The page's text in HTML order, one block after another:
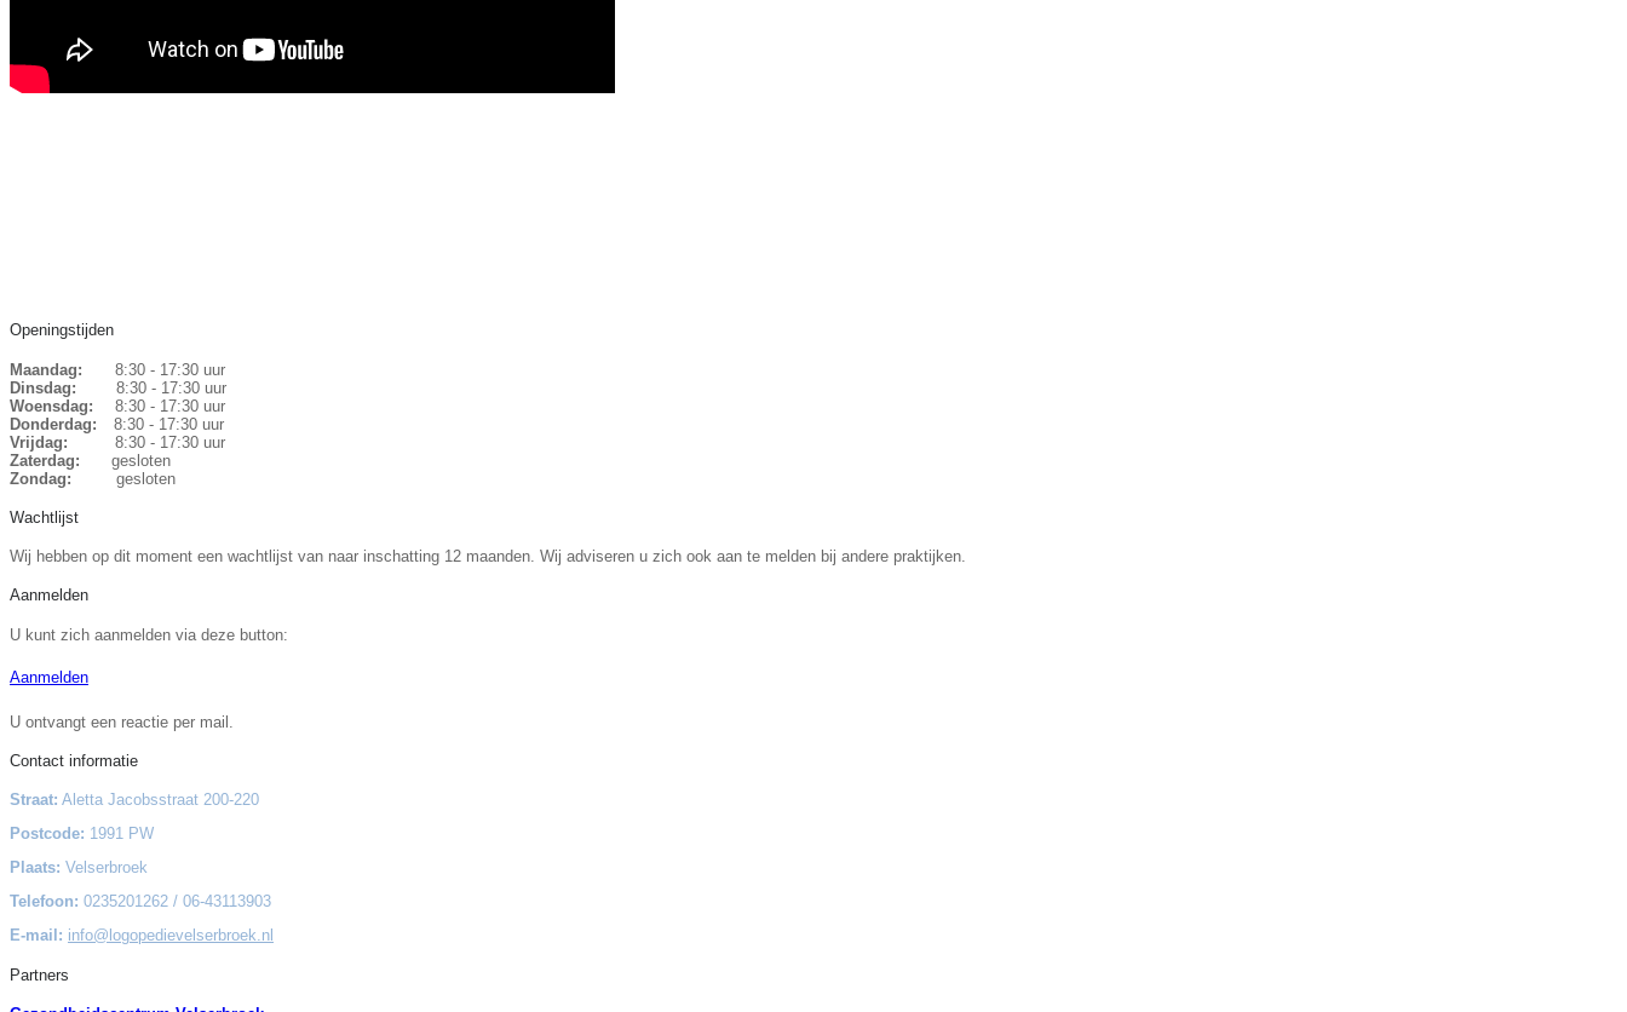
Openingstijden
Maandag:
8:30 - 17:30 uur
Dinsdag:
8:30 - 17:30 uur
Woensdag:
8:30 - 17:30 uur
Donderdag:
8:30 - 17:30 uur
Vrijdag:
8:30 - 17:30 uur
Zaterdag:
gesloten
Zondag:
gesloten
Wachtlijst
Wij hebben op dit moment een wachtlijst van naar inschatting 12 maanden. Wij adviseren u zich ook aan te melden bij andere praktijken.
Aanmelden
U kunt zich aanmelden via deze button:
Aanmelden
U ontvangt een reactie per mail.
Contact informatie
Straat: Aletta Jacobsstraat 200-220
Postcode: 1991 PW
Plaats: Velserbroek
Telefoon: 0235201262 / 06-43113903
E-mail: info@logopedievelserbroek.nl
Partners